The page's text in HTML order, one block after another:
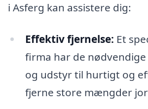
i Asferg kan assistere dig:
Effektiv fjernelse: Et
firma har de
og udstyr til hurtigt og
fjerne store mængder